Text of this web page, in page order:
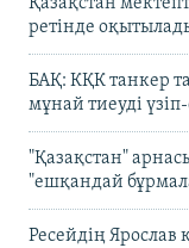
Қазақстан
ретінде
БАҚ: КҚК танкер
мұнай тиеуді
"Қазақстан"
"ешқандай
Ресейдің Ярослав